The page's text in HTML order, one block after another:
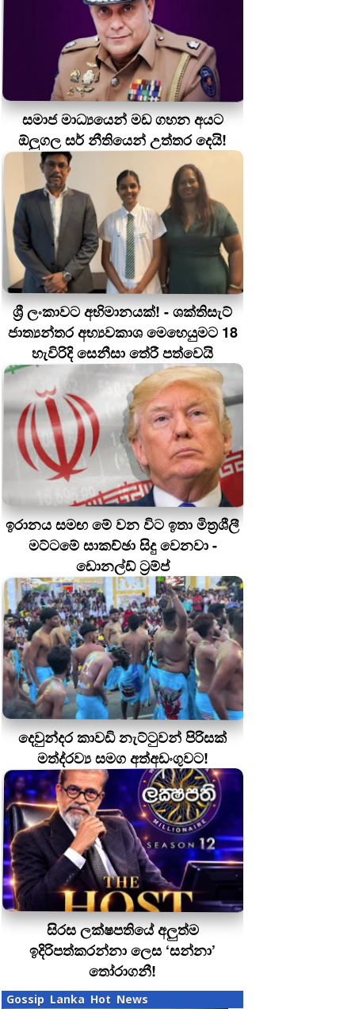
සමාජ මාධ්‍යයෙන් මඩ ගහන අයට
ඕලුගල සර් නීතියෙන් උත්තර දෙයි!
ශ්‍රී ලංකාවට අභිමානයක්! - ශක්තිසැට්
ජාත්‍යන්තර අභ්‍යවකාශ මෙහෙයුමට 18
හැවිරිදි සෙනීසා තේරී පත්වෙයි
ඉරානය සමඟ මේ වන විට ඉතා මිත්‍රශීලී
මට්ටමේ සාකච්ඡා සිදු වෙනවා -
ඩොනල්ඩ් ට්‍රම්ප්
දෙවුන්දර කාවඩි නැට්ටුවන් පිරිසක්
මත්ද‍්‍රව්‍ය සමග අත්අඩංගුවට!
සිරස ලක්ෂපතියේ අලුත්ම
ඉදිරිපත්කරන්නා ලෙස ‘සන්නා’
තෝරාගනී!
Gossip Lanka Hot News